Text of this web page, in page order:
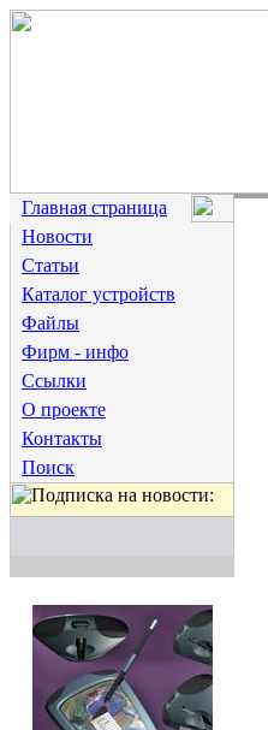
Главная страница
Новости
Статьи
Каталог устройств
Файлы
Фирм - инфо
Ссылки
О проекте
Контакты
Поиск